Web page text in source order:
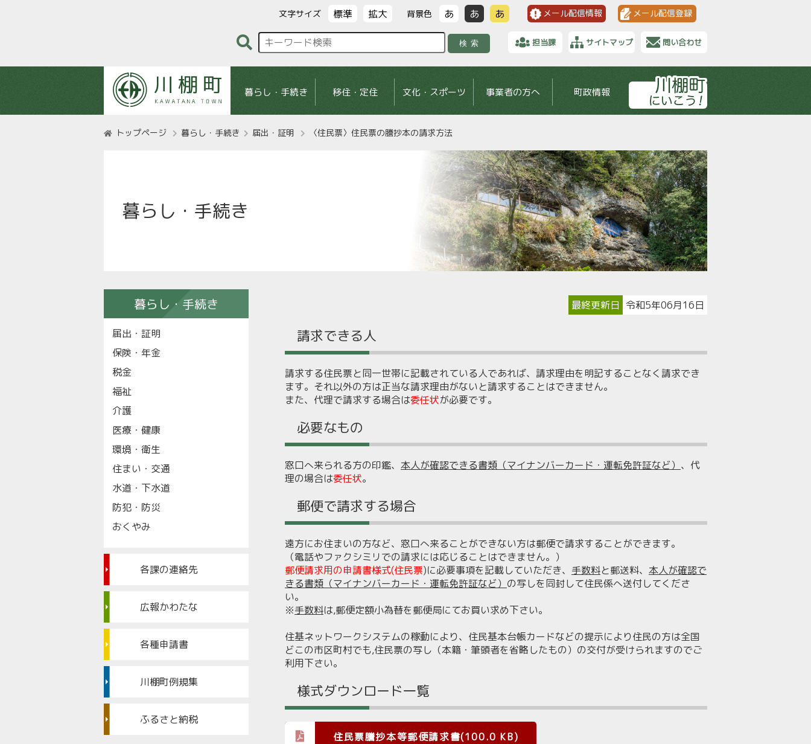
文字サイズ 標準 拡大 背景色 あ あ あ メール配信情報 メール配信登録
検索 担当課 サイトマップ 問い合わせ
暮らし・手続き 移住・定住 文化・スポーツ 事業者の方へ 町政情報
トップページ 暮らし・手続き 届出・証明 〈住民票〉住民票の謄抄本の請求方法
暮らし・手続き
最終更新日 令和5年06月16日
請求できる人
請求する住民票と同一世帯に記載されている人であれば、請求理由を明記することなく請求でき
ます。それ以外の方は正当な請求理由がないと請求することはできません。
また、代理で請求する場合は委任状が必要です。
必要なもの
窓口へ来られる方の印鑑、 本人が確認できる書類（マイナンバーカード・運転免許証など） 、代
理の場合は委任状。
郵便で請求する場合
遠方にお住まいの方など、窓口へ来ることができない方は郵便で請求することができます。
（電話やファクシミリでの請求には応じることはできません。）
郵便請求用の申請書様式(住民票)に必要事項を記載していただき、 手数料と郵送料、 本人が確認で
きる書類（マイナンバーカード・運転免許証など） の写しを同封して住民係へ送付してくださ
い。
※手数料は,郵便定額小為替を郵便局にてお買い求め下さい。
住基ネットワークシステムの稼動により、住民基本台帳カードなどの提示により住民の方は全国
どこの市区町村でも,住民票の写し（本籍・筆頭者を省略したもの）の交付が受けられますのでご
利用下さい。
様式ダウンロード一覧
住民票謄抄本等郵便請求書(100.0 KB)
暮らし・手続き
届出・証明
保険・年金
税金
福祉
介護
医療・健康
環境・衛生
住まい・交通
水道・下水道
防犯・防災
おくやみ
各課の連絡先
広報かわたな
各種申請書
川棚町例規集
ふるさと納税